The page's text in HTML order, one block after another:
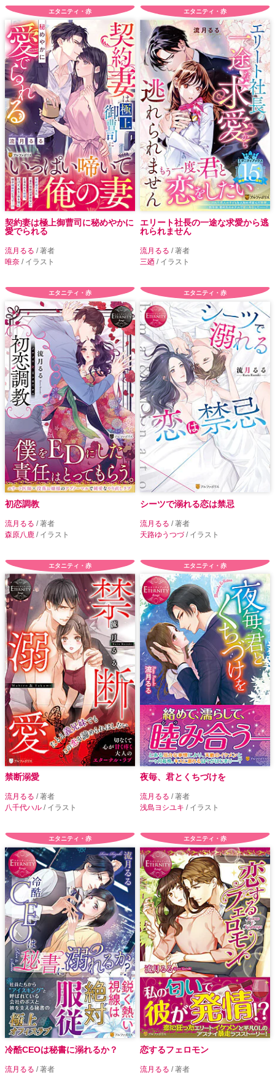
エタニティ・赤
契約妻は極上御曹司に秘めやかに
愛でられる
流月るる / 著者
唯奈 / イラスト
エタニティ・赤
エリート社長の一途な求愛から逃
れられません
流月るる / 著者
三廼 / イラスト
エタニティ・赤
初恋調教
流月るる / 著者
森原八鹿 / イラスト
エタニティ・赤
シーツで溺れる恋は禁忌
流月るる / 著者
天路ゆうつづ/ イラスト
エタニティ・赤
禁断溺愛
流月るる / 著者
八千代ハル / イラスト
エタニティ・赤
夜毎、君とくちづけを
流月るる / 著者
浅島ヨシユキ / イラスト
エタニティ・赤
冷酷CEOは秘書に溺れるか？
流月るる / 著者
エタニティ・赤
恋するフェロモン
流月るる / 著者